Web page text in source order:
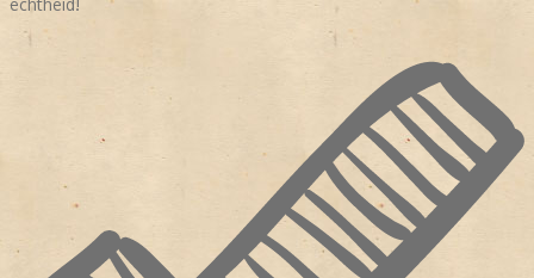
echtheid!